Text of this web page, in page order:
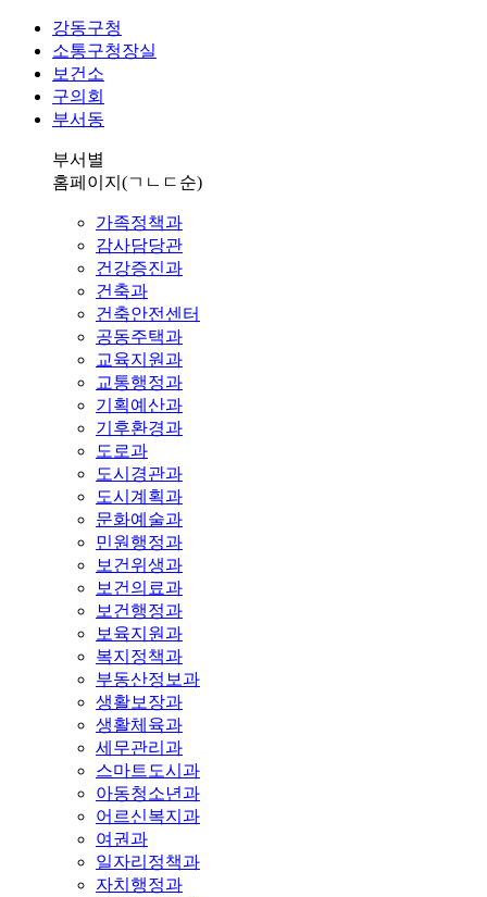
강동구청
소통구청장실
보건소
구의회
부서동
부서별
홈페이지 (ㄱㄴㄷ순)
가족정책과
감사담당관
건강증진과
건축과
건축안전센터
공동주택과
교육지원과
교통행정과
기획예산과
기후환경과
도로과
도시경관과
도시계획과
문화예술과
민원행정과
보건위생과
보건의료과
보건행정과
보육지원과
복지정책과
부동산정보과
생활보장과
생활체육과
세무관리과
스마트도시과
아동청소년과
어르신복지과
여권과
일자리정책과
자치행정과